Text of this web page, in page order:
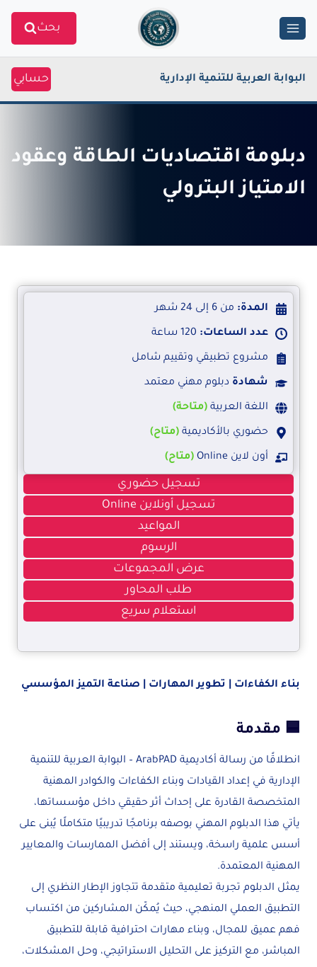
بحث
البوابة العربية للتنمية الإدارية حسابي
دبلومة اقتصاديات الطاقة وعقود
الامتياز البترولي
المدة: من 6 إلى 24 شهر
عدد الساعات: 120 ساعة
مشروع تطبيقي وتقييم شامل
شهادة دبلوم مهني معتمد
اللغة العربية (متاحة)
حضوري بالأكاديمية (متاح)
أون لاين Online (متاح)
تسجيل حضوري
تسجيل أونلاين Online
المواعيد
الرسوم
عرض المجموعات
طلب المحاور
استعلام سريع
بناء الكفاءات | تطوير المهارات | صناعة التميز المؤسسي
🟦 مقدمة
انطلاقًا من رسالة أكاديمية ArabPAD – البوابة العربية للتنمية
الإدارية في إعداد القيادات وبناء الكفاءات والكوادر المهنية
المتخصصة القادرة على إحداث أثر حقيقي داخل مؤسساتها،
يأتي هذا الدبلوم المهني بوصفه برنامجًا تدريبيًا متكاملًا يُبنى على
أسس علمية راسخة، ويستند إلى أفضل الممارسات والمعايير
المهنية المعتمدة.
يمثل الدبلوم تجربة تعليمية متقدمة تتجاوز الإطار النظري إلى
التطبيق العملي المنهجي، حيث يُمكّن المشاركين من اكتساب
فهم عميق للمجال، وبناء مهارات احترافية قابلة للتطبيق
المباشر، مع التركيز على التحليل الاستراتيجي، وحل المشكلات،